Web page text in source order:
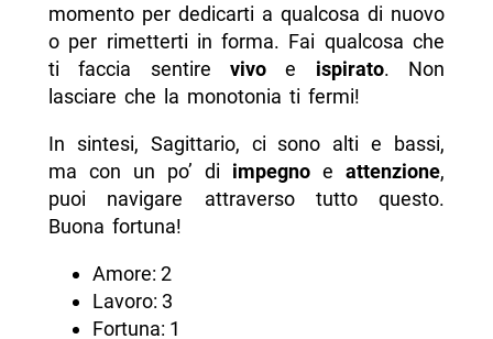
momento per dedicarti a qualcosa di nuovo
o per rimetterti in forma. Fai qualcosa che
ti faccia sentire vivo e ispirato. Non
lasciare che la monotonia ti fermi!
In sintesi, Sagittario, ci sono alti e bassi,
ma con un po’ di impegno eattenzione,
puoi navigare attraverso tutto questo.
Buona fortuna!
Amore: 2
Lavoro: 3
Fortuna: 1